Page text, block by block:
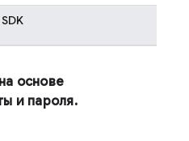
SDK
основе
и пароля.